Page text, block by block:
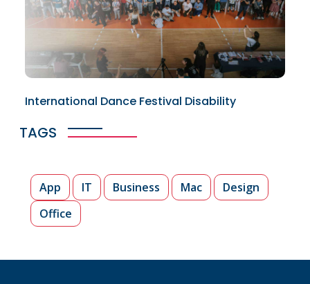
International Dance Festival Disability
TAGS
App IT Business Mac
Design
Office